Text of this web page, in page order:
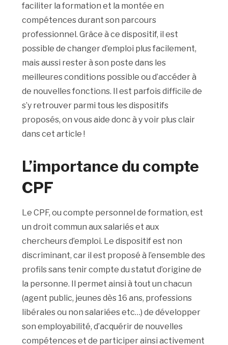
faciliter la formation et la montée en
compétences durant son parcours
professionnel. Grâce à ce dispositif, il est
possible de changer d’emploi plus facilement,
mais aussi rester à son poste dans les
meilleures conditions possible ou d’accéder à
de nouvelles fonctions. Il est parfois difficile de
s’y retrouver parmi tous les dispositifs
proposés, on vous aide donc à y voir plus clair
dans cet article !
L’importance du compte
CPF
Le CPF, ou compte personnel de formation, est
un droit commun aux salariés et aux
chercheurs d’emploi. Le dispositif est non
discriminant, car il est proposé à l’ensemble des
profils sans tenir compte du statut d’origine de
la personne. Il permet ainsi à tout un chacun
(agent public, jeunes dès 16 ans, professions
libérales ou non salariées etc…) de développer
son employabilité, d’acquérir de nouvelles
compétences et de participer ainsi activement